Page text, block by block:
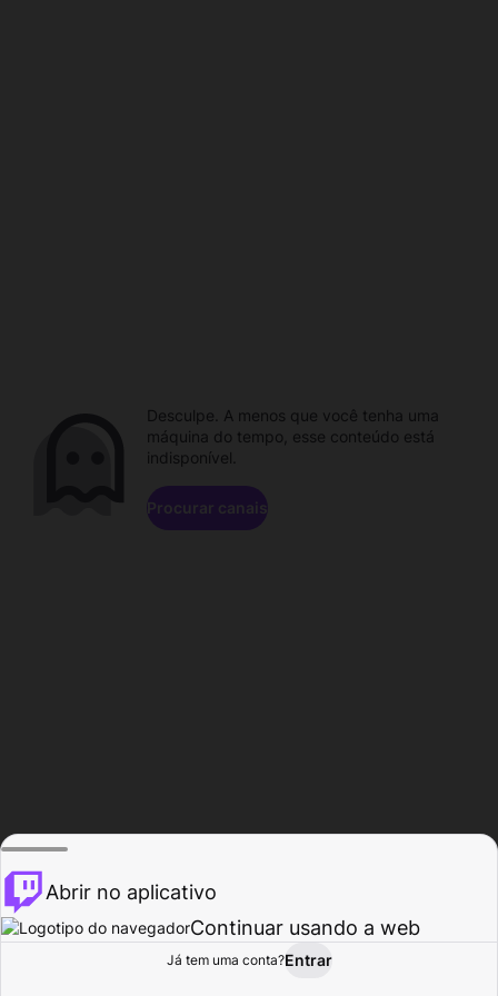
Procurar Atividade
Desculpe. A menos que você tenha uma
máquina do tempo, esse conteúdo está
indisponível.
Procurar canais
Abrir no aplicativo
Continuar usando a web
Já tem uma conta?Entrar